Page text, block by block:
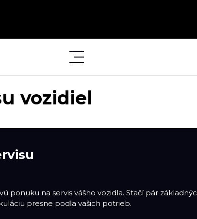
vozidiel
ponuku na servis vášho vozidla. Stačí pár
presne podľa vašich potrieb.